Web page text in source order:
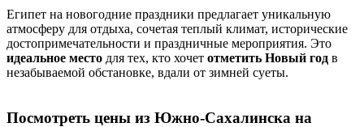
Египет на новогодние праздники предлагает уникальную
атмосферу для отдыха, сочетая теплый климат, исторические
достопримечательности и праздничные мероприятия. Это
идеальное место для тех, кто хочет отметить Новый год в
незабываемой обстановке, вдали от зимней суеты.
Посмотреть цены из Южно-Сахалинска на